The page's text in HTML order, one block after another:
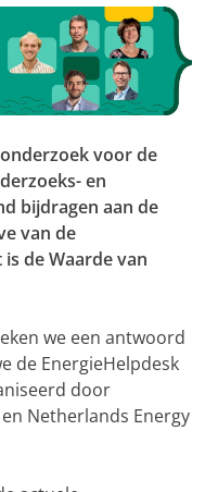
voor de
en
bijdragen aan de
van de
de Waarde van
we een antwoord
de EnergieHelpdesk
door
Netherlands Energy